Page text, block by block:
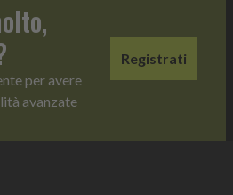
per avere
avanzate
Registrati